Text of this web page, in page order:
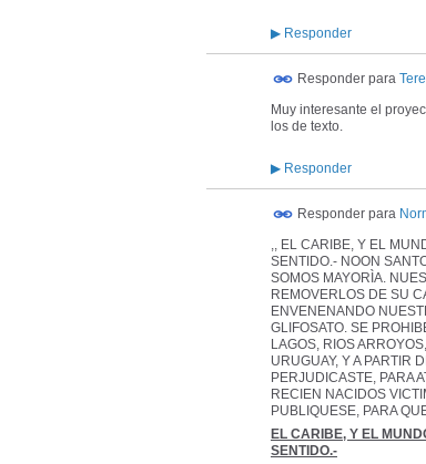
▶ Responder
Responder para
Muy interesante el
los de texto.
▶ Responder
Responder para
,, EL CARIBE, Y EL
SENTIDO.- NOON
SOMOS MAYORÌA.
REMOVERLOS DE SU
ENVENENANDO
GLIFOSATO. SE
LAGOS, RIOS
URUGUAY, Y A PARTIR
PERJUDICASTE, PARA
RECIEN NACIDOS
PUBLIQUESE, PARA
EL CARIBE, Y EL
SENTIDO.-